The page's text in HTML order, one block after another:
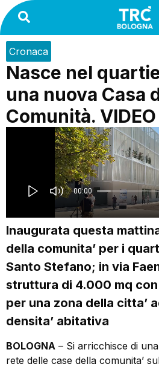
Cronaca
Nasce nel
una nuova Casa
Comunità. VIDEO
Inaugurata questa
della comunita’ per i
Santo Stefano; in via
struttura di 4.000 mq
per una zona della citta’
densita’ abitativa
BOLOGNA – Si arricchisce di
rete delle case della comunita’